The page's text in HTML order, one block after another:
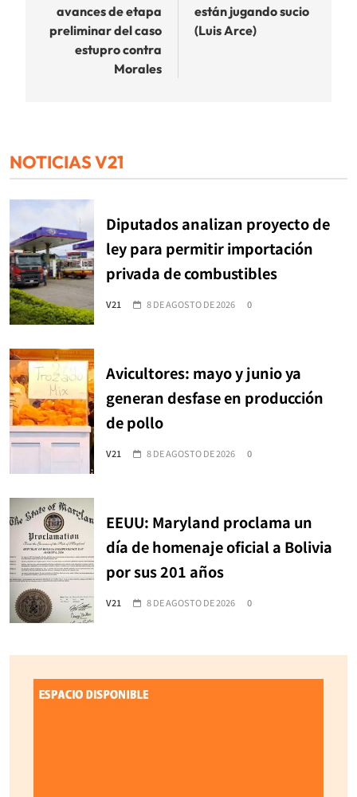
entradas
avances de etapa
preliminar del caso
estupro contra
Morales
están jugando sucio
(Luis Arce)
NOTICIAS V21
Diputados analizan proyecto de
ley para permitir importación
privada de combustibles
V21 8 DE AGOSTO DE 2026 0
Avicultores: mayo y junio ya
generan desfase en producción
de pollo
V21 8 DE AGOSTO DE 2026 0
EEUU: Maryland proclama un
día de homenaje oficial a Bolivia
por sus 201 años
V21 8 DE AGOSTO DE 2026 0